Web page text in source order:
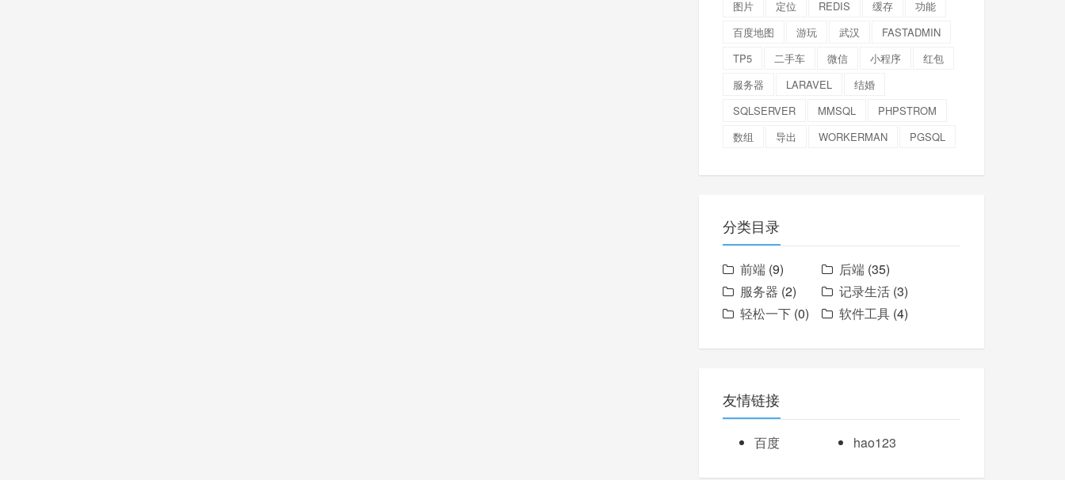
图片
定位 REDIS 缓存
功能
百度地图
游玩 武汉
FASTADMIN
TP5
二手车 微信 小程序
红包
服务器
LARAVEL
结婚
SQLSERVER
MMSQL
PHPSTROM
数组
导出 WORKERMAN PGSQL
分类目录
前端 (9) 后端 (35)
服务器 (2) 记录生活 (3)
轻松一下 (0) 软件工具 (4)
友情链接
百度 hao123